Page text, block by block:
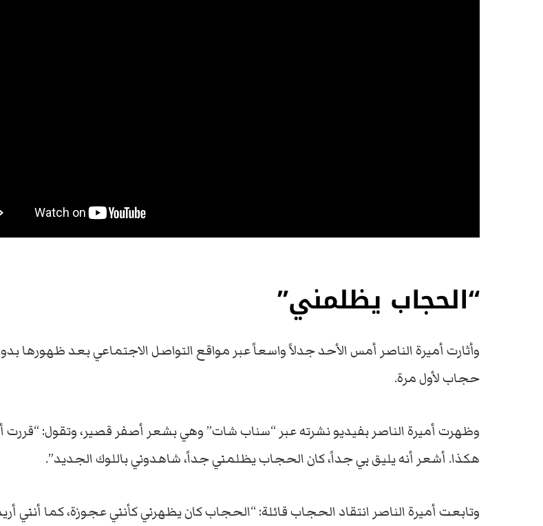
“الحجاب يظلمني”
وأثارت أميرة الناصر أمس الأحد جدلاً واسعاً عبر مواقع التواصل الاجتماعي بعد ظهورها
حجاب لأول مرة.
وظهرت أميرة الناصر بفيديو نشرته عبر “سناب شات” وهي بشعر أصفر قصير، وتقول: “قررت
هكذا. أشعر أنه يليق بي جداً، كان الحجاب يظلمني جداً، شاهدوني باللوك الجديد”.
وتابعت أميرة الناصر انتقاد الحجاب قائلة: “الحجاب كان يظهرني كأنني عجوزة، كما أنني